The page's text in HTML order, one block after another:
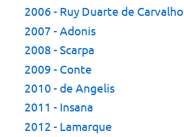
2006 - Ruy Duarte de Carvalho
2007 - Adonis
2008 - Scarpa
2009 - Conte
2010 - de Angelis
2011 - Insana
2012 - Lamarque